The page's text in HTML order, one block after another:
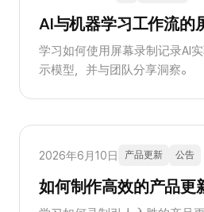
AI与机器学习工作流的
学习如何使用屏幕录制记录AI
示模型，并与团队分享洞察。
2026年6月10日 产品更新 公告
如何制作高效的产品更